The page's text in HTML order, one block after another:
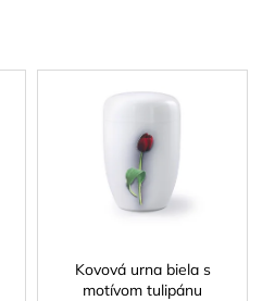
Kovová urna biela s
motívom tulipánu